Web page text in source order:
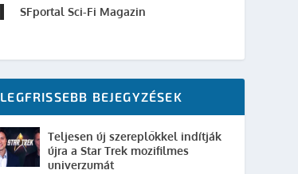
SFportal Sci-Fi Magazin
LEGFRISSEBB BEJEGYZÉSEK
Teljesen új szereplőkkel indítják
újra a Star Trek mozifilmes
univerzumát